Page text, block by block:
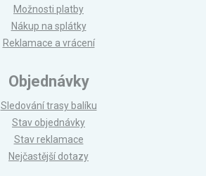
Možnosti platby
Nákup na splátky
Reklamace a vrácení
Objednávky
Sledování trasy balíku
Stav objednávky
Stav reklamace
Nejčastější dotazy